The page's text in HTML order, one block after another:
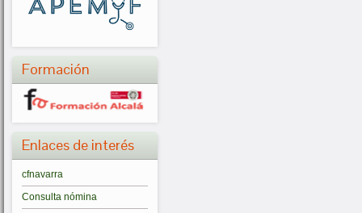
Formación
Enlaces de interés
cfnavarra
Consulta nómina